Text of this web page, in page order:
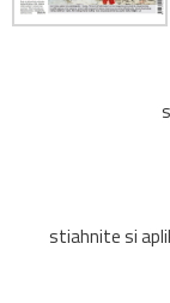
stiahnite si